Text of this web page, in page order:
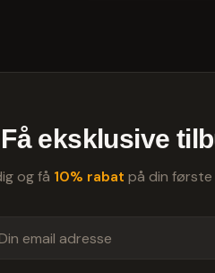
Få eksklusive
og få 10% rabat på din første